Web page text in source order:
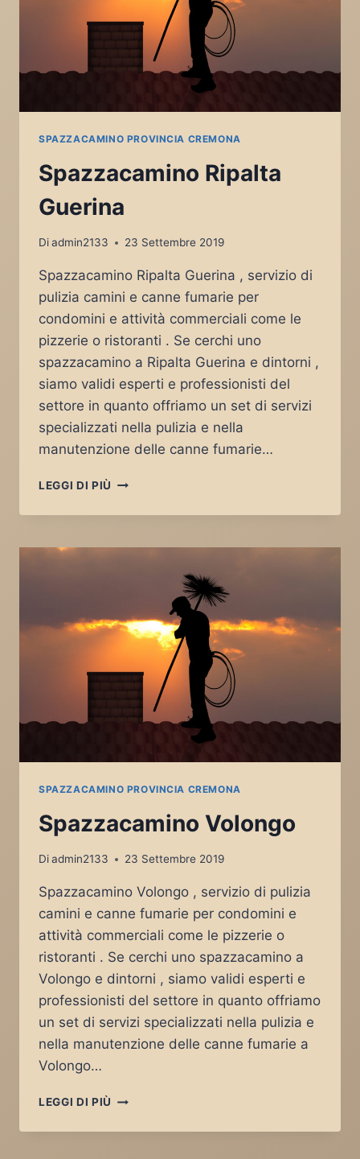
SPAZZACAMINO PROVINCIA CREMONA
Spazzacamino Ripalta
Guerina
Diadmin2133 23 Settembre 2019
Spazzacamino Ripalta Guerina , servizio di
pulizia camini e canne fumarie per
condomini e attività commerciali come le
pizzerie o ristoranti . Se cerchi uno
spazzacamino a Ripalta Guerina e dintorni ,
siamo validi esperti e professionisti del
settore in quanto offriamo un set di servizi
specializzati nella pulizia e nella
manutenzione delle canne fumarie…
LEGGI DI PIÙ SPAZZACAMINO
GUERINA
SPAZZACAMINO PROVINCIA CREMONA
Spazzacamino Volongo
Diadmin2133 23 Settembre 2019
Spazzacamino Volongo , servizio di pulizia
camini e canne fumarie per condomini e
attività commerciali come le pizzerie o
ristoranti . Se cerchi uno spazzacamino a
Volongo e dintorni , siamo validi esperti e
professionisti del settore in quanto offriamo
un set di servizi specializzati nella pulizia e
nella manutenzione delle canne fumarie a
Volongo…
LEGGI DI PIÙ SPAZZACAMINO